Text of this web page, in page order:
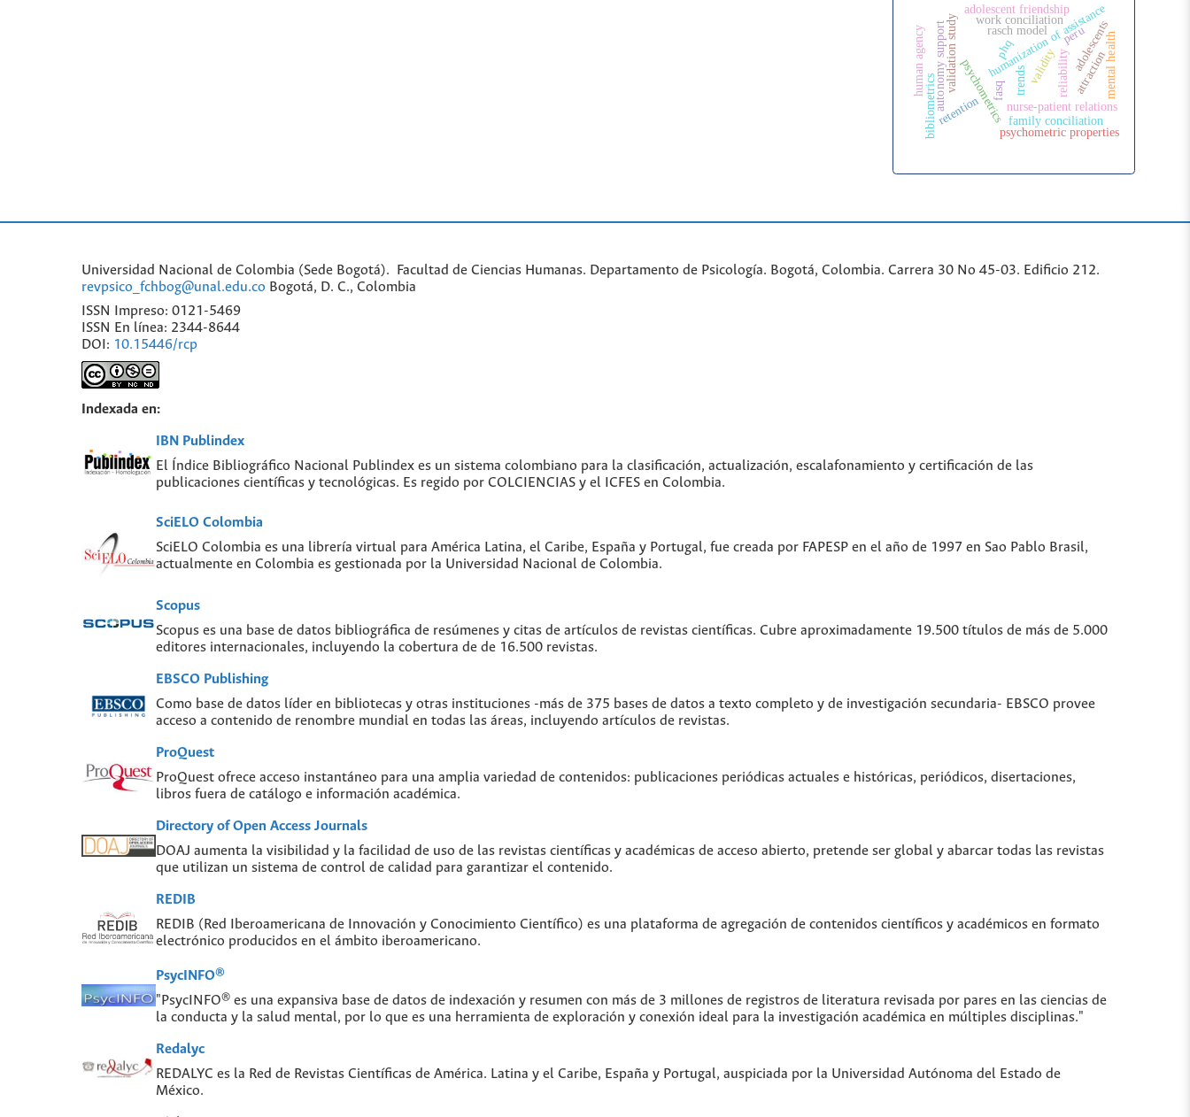
psychometrics
humanization of assistance
validation study
nurse-patient relations
adolescent friendship
autonomy support fasq
rasch model
phq validityreliability
psychometric properties
adolescentsmental health
bibliometrics trends
peru
human agency attraction
retention family conciliation
work conciliation
Universidad Nacional de Colombia (Sede Bogotá). Facultad de Ciencias Humanas. Departamento de Psicología. Bogotá, Colombia. Carrera 30 No 45-03. Edificio 212.
revpsico_fchbog@unal.edu.co Bogotá, D. C., Colombia
ISSN Impreso: 0121-5469
ISSN En línea: 2344-8644
DOI: 10.15446/rcp
Indexada en:
IBN Publindex
El Índice Bibliográfico Nacional Publindex es un sistema colombiano para la clasificación, actualización, escalafonamiento y certificación de las
publicaciones científicas y tecnológicas. Es regido por COLCIENCIAS y el ICFES en Colombia.
SciELO Colombia
SciELO Colombia es una librería virtual para América Latina, el Caribe, España y Portugal, fue creada por FAPESP en el año de 1997 en Sao Pablo Brasil,
actualmente en Colombia es gestionada por la Universidad Nacional de Colombia.
Scopus
Scopus es una base de datos bibliográfica de resúmenes y citas de artículos de revistas científicas. Cubre aproximadamente 19.500 títulos de más de 5.000
editores internacionales, incluyendo la cobertura de de 16.500 revistas.
EBSCO Publishing
Como base de datos líder en bibliotecas y otras instituciones -más de 375 bases de datos a texto completo y de investigación secundaria- EBSCO provee
acceso a contenido de renombre mundial en todas las áreas, incluyendo artículos de revistas.
ProQuest
ProQuest ofrece acceso instantáneo para una amplia variedad de contenidos: publicaciones periódicas actuales e históricas, periódicos, disertaciones,
libros fuera de catálogo e información académica.
Directory of Open Access Journals
DOAJ aumenta la visibilidad y la facilidad de uso de las revistas científicas y académicas de acceso abierto, pretende ser global y abarcar todas las revistas
que utilizan un sistema de control de calidad para garantizar el contenido.
REDIB
REDIB (Red Iberoamericana de Innovación y Conocimiento Científico) es una plataforma de agregación de contenidos científicos y académicos en formato
electrónico producidos en el ámbito iberoamericano.
PsycINFO®
"PsycINFO® es una expansiva base de datos de indexación y resumen con más de 3 millones de registros de literatura revisada por pares en las ciencias de
la conducta y la salud mental, por lo que es una herramienta de exploración y conexión ideal para la investigación académica en múltiples disciplinas."
Redalyc
REDALYC es la Red de Revistas Científicas de América. Latina y el Caribe, España y Portugal, auspiciada por la Universidad Autónoma del Estado de
México.